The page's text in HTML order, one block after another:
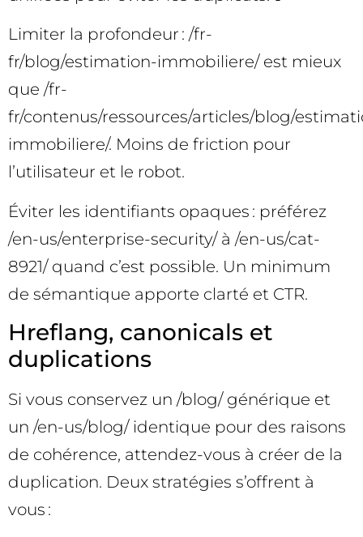
Limiter la profondeur : /fr-
fr/blog/estimation-immobiliere/ est mieux
que /fr-
fr/contenus/ressources/articles/blog/
immobiliere/. Moins de friction pour
l’utilisateur et le robot.
Éviter les identifiants opaques : préférez
/en-us/enterprise-security/ à /en-us/cat-
8921/ quand c’est possible. Un minimum
de sémantique apporte clarté et CTR.
Hreflang, canonicals et
duplications
Si vous conservez un /blog/ générique et
un /en-us/blog/ identique pour des raisons
de cohérence, attendez-vous à créer de la
duplication. Deux stratégies s’offrent à
vous :